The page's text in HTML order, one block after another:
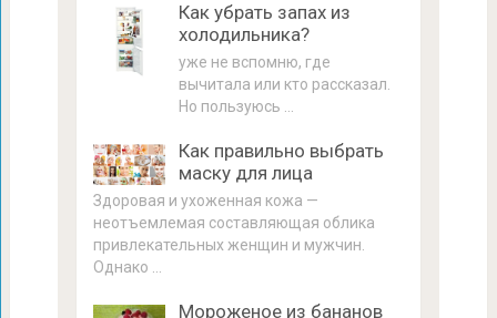
Как убрать запах из
холодильника?
уже не вспомню, где
вычитала или кто рассказал.
Но пользуюсь …
Как правильно выбрать
маску для лица
Здоровая и ухоженная кожа —
неотъемлемая составляющая облика
привлекательных женщин и мужчин.
Однако …
Мороженое из бананов